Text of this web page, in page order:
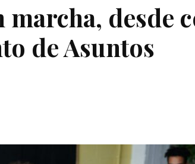
desde
de Asuntos